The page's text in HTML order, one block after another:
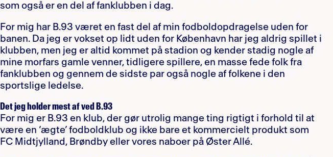
som også er en del af fanklubben i dag.
For mig har B.93 været en fast del af min fodboldopdragelse uden for
banen. Da jeg er vokset op lidt uden for København har jeg aldrig spillet i
klubben, men jeg er altid kommet på stadion og kender stadig nogle af
mine morfars gamle venner, tidligere spillere, en masse fede folk fra
fanklubben og gennem de sidste par også nogle af folkene i den
sportslige ledelse.
Det jeg holder mest af ved B.93
For mig er B.93 en klub, der gør utrolig mange ting rigtigt i forhold til at
være en ‘ægte’ fodboldklub og ikke bare et kommercielt produkt som
FC Midtjylland, Brøndby eller vores naboer på Øster Allé.